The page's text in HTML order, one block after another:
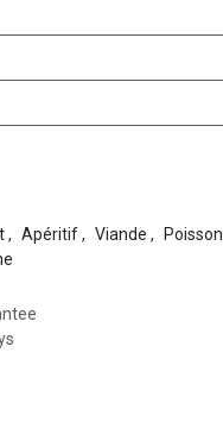
, Apéritif, Viande , Poisson